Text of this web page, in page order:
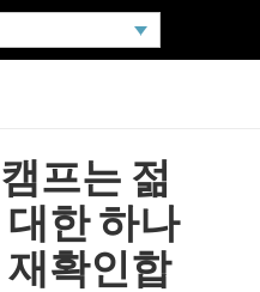
프는 젊
대한 하나
재확인합